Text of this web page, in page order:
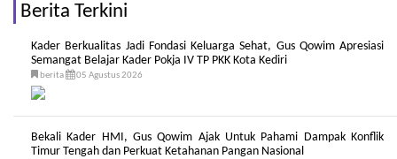
Berita Terkini
Kader Berkualitas Jadi Fondasi Keluarga Sehat, Gus Qowim Apresiasi
Semangat Belajar Kader Pokja IV TP PKK Kota Kediri
berita 05 Agustus 2026
Bekali Kader HMI, Gus Qowim Ajak Untuk Pahami Dampak Konflik
Timur Tengah dan Perkuat Ketahanan Pangan Nasional